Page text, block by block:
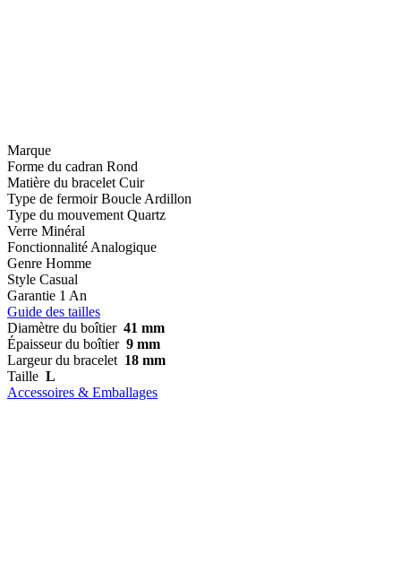
Marque
Forme du cadran Rond
Matière du bracelet Cuir
Type de fermoir Boucle Ardillon
Type du mouvement Quartz
Verre Minéral
Fonctionnalité Analogique
Genre Homme
Style Casual
Garantie 1 An
Guide des tailles
Diamètre du boîtier 41 mm
Épaisseur du boîtier 9 mm
Largeur du bracelet 18 mm
Taille L
Accessoires & Emballages